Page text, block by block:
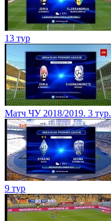
13 тур
Матч ЧУ 2018/2019. 3
9 тур